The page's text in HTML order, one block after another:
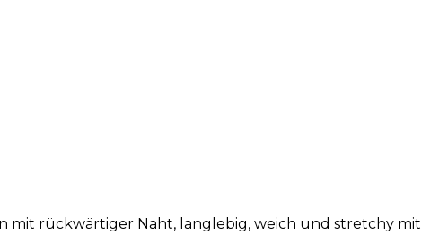
mit rückwärtiger Naht, langlebig, weich und stretchy mit